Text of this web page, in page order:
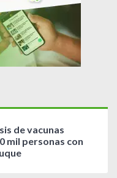
de vacunas
mil personas con